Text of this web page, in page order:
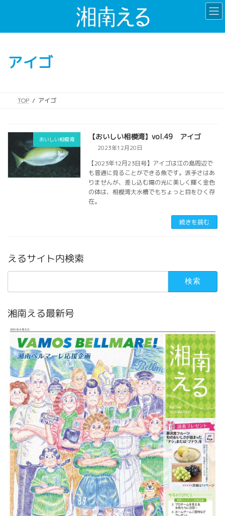
アイゴ
TOP アイゴ
おいしい相模湾 【おいしい相模湾】vol.49 アイゴ
2023年12月20日
【2023年12月23日号】アイゴは江の島周辺で
も普通に見ることができる魚です。派手さはあ
りませんが、差し込む陽の光に美しく輝く金色
の体は、相模湾大水槽でもちょっと目をひく存
在。
続きを読む
えるサイト内検索
検
湘南える最新号